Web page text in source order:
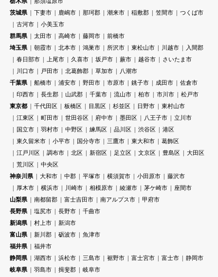
茨城県
下妻市 鹿嶋市 那珂郡 潮来市 稲敷郡 笠間市
つくば市
古河市
小美玉市
群馬県
太田市 高崎市 藤岡市
前橋市
埼玉県
朝霞市 北本市 鴻巣市 所沢市 東松山市 川越市
入間郡
春日部市
上尾市 久喜市 坂戸市 蕨市 越谷市
さいたま市
川口市
戸田市 北葛飾郡 草加市
八潮市
千葉県
船橋市 浦安市 野田市 市原市 銚子市 成田市
佐倉市
印西市
長生郡 山武郡 千葉市 流山市 柏市 市川市
松戸市
東京都
千代田区 板橋区 目黒区 杉並区 日野市
東村山市
江東区
町田市 世田谷区 府中市 墨田区 八王子市
立川市
国立市
羽村市 中野区 練馬区 品川区 渋谷区
港区
東久留米市
小平市 国分寺市 三鷹市 東大和市
葛飾区
江戸川区
調布市 北区 新宿区 足立区 文京区 豊島区
大田区
荒川区
中央区
神奈川県
大和市 中郡 平塚市 横須賀市 小田原市
藤沢市
厚木市
横浜市 川崎市 相模原市 綾瀬市 茅ケ崎市
座間市
山梨県
南都留郡 富士吉田市 南アルプス市
甲府市
長野県
塩尻市 長野市
千曲市
新潟県
村上市
新潟市
富山県
新川郡 砺波市
魚津市
福井県
福井市
静岡県
湖西市 浜松市 三島市 裾野市 富士宮市 富士市
静岡市
岐阜県
羽島市 揖斐郡
岐阜市